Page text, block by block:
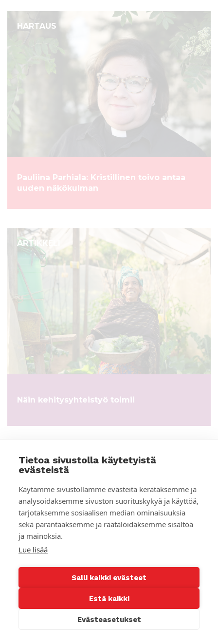
Tietoa sivustolla käytetyistä
evästeistä
Käytämme sivustollamme evästeitä kerätäksemme ja
analysoidaksemme sivuston suorituskykyä ja käyttöä,
tarjotaksemme sosiaalisen median ominaisuuksia
sekä parantaaksemme ja räätälöidäksemme sisältöä
ja mainoksia.
Lue lisää
Salli kaikki evästeet
Estä kaikki
Evästeasetukset
HARTAUS
Pauliina Parhiala: Kristillinen toivo antaa
uuden näkökulman
ARTIKKELI
Näin kehitysyhteistyö toimii
BLOGI
Kehitysrahoitus vähenee, vaikka tarpeet
kasvavat – edessä kehitysyhteistyön